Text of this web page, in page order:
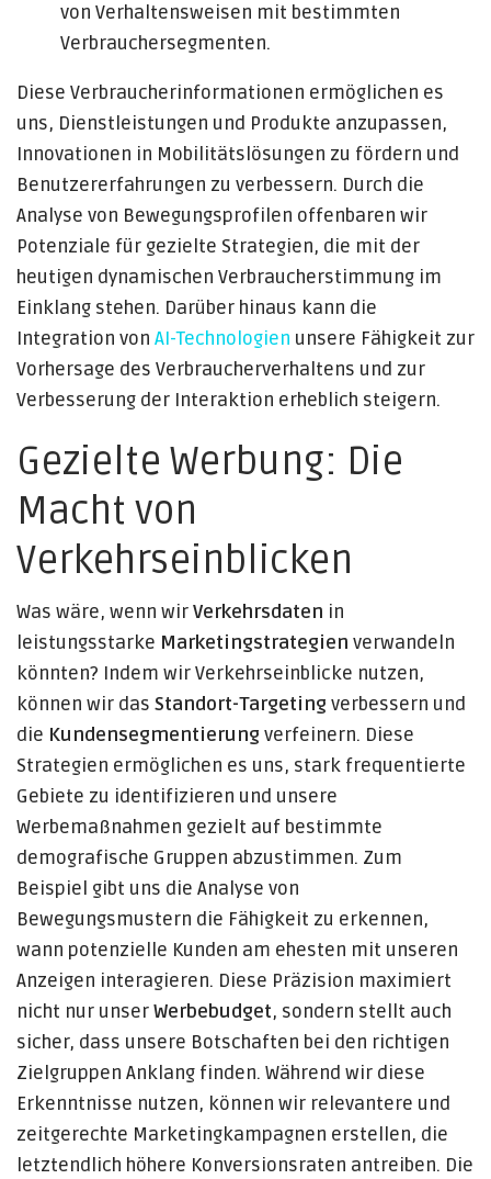
von Verhaltensweisen mit bestimmten
Verbrauchersegmenten.
Diese Verbraucherinformationen ermöglichen es
uns, Dienstleistungen und Produkte anzupassen,
Innovationen in Mobilitätslösungen zu fördern und
Benutzererfahrungen zu verbessern. Durch die
Analyse von Bewegungsprofilen offenbaren wir
Potenziale für gezielte Strategien, die mit der
heutigen dynamischen Verbraucherstimmung im
Einklang stehen. Darüber hinaus kann die
Integration von AI-Technologien unsere Fähigkeit zur
Vorhersage des Verbraucherverhaltens und zur
Verbesserung der Interaktion erheblich steigern.
Gezielte Werbung: Die
Macht von
Verkehrseinblicken
Was wäre, wenn wirVerkehrsdaten in
leistungsstarke Marketingstrategien verwandeln
könnten? Indem wir Verkehrseinblicke nutzen,
können wir das Standort-Targeting verbessern und
die Kundensegmentierung verfeinern. Diese
Strategien ermöglichen es uns, stark frequentierte
Gebiete zu identifizieren und unsere
Werbemaßnahmen gezielt auf bestimmte
demografische Gruppen abzustimmen. Zum
Beispiel gibt uns die Analyse von
Bewegungsmustern die Fähigkeit zu erkennen,
wann potenzielle Kunden am ehesten mit unseren
Anzeigen interagieren. Diese Präzision maximiert
nicht nur unserWerbebudget, sondern stellt auch
sicher, dass unsere Botschaften bei den richtigen
Zielgruppen Anklang finden. Während wir diese
Erkenntnisse nutzen, können wir relevantere und
zeitgerechte Marketingkampagnen erstellen, die
letztendlich höhere Konversionsraten antreiben. Die